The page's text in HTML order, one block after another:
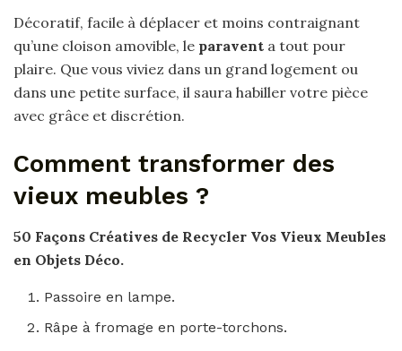
Décoratif, facile à déplacer et moins contraignant
qu’une cloison amovible, le paravent a tout pour
plaire. Que vous viviez dans un grand logement ou
dans une petite surface, il saura habiller votre pièce
avec grâce et discrétion.
Comment transformer des
vieux meubles ?
50 Façons Créatives de Recycler Vos Vieux Meubles
en Objets Déco.
Passoire en lampe.
Râpe à fromage en porte-torchons.